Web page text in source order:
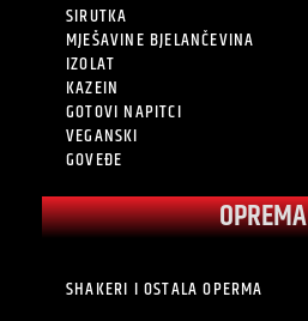
SIRUTKA
MJEŠAVINE BJELANČEVINA
IZOLAT
KAZEIN
GOTOVI NAPITCI
VEGANSKI
GOVEĐE
OPREMA
SHAKERI I OSTALA OPERMA